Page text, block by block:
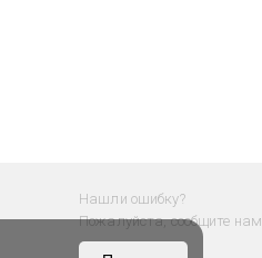
Нашли ошибку?
Пожалуйста, сообщите нам